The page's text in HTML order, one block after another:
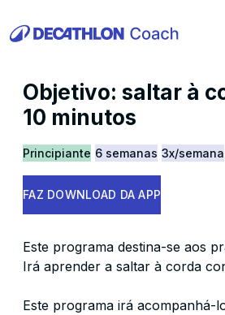
Objetivo: saltar à
10 minutos
Principiante 6 semanas 3x/semana
FAZ DOWNLOAD DA APP
Este programa destina-se aos
Irá aprender a saltar à corda
Este programa irá acompanhá-